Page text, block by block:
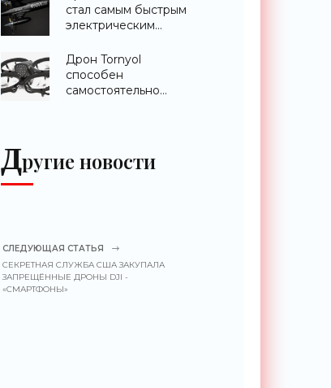
км - «Гаджеты»
стал самым быстрым
электрическим
«Беспилотники»
Дрон Tornyol
способен
самостоятельно
Другие новости
СЛЕДУЮЩАЯ СТАТЬЯ
СЕКРЕТНАЯ СЛУЖБА США ЗАКУПАЛА
ЗАПРЕЩЁННЫЕ ДРОНЫ DJI -
«СМАРТФОНЫ»